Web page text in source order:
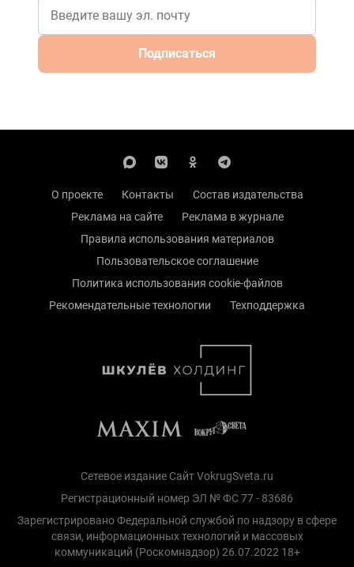
Подписаться
О проекте Контакты
Состав издательства
Реклама на сайте
Реклама в журнале
Правила использования материалов
Пользовательское соглашение
Политика использования cookie-файлов
Рекомендательные технологии
Техподдержка
Сетевое издание Сайт VokrugSveta.ru
Регистрационный номер ЭЛ № ФС 77 - 83686
Зарегистрировано Федеральной службой по надзору в сфере
связи, информационных технологий и массовых
коммуникаций (Роскомнадзор) 26.07.2022 18+